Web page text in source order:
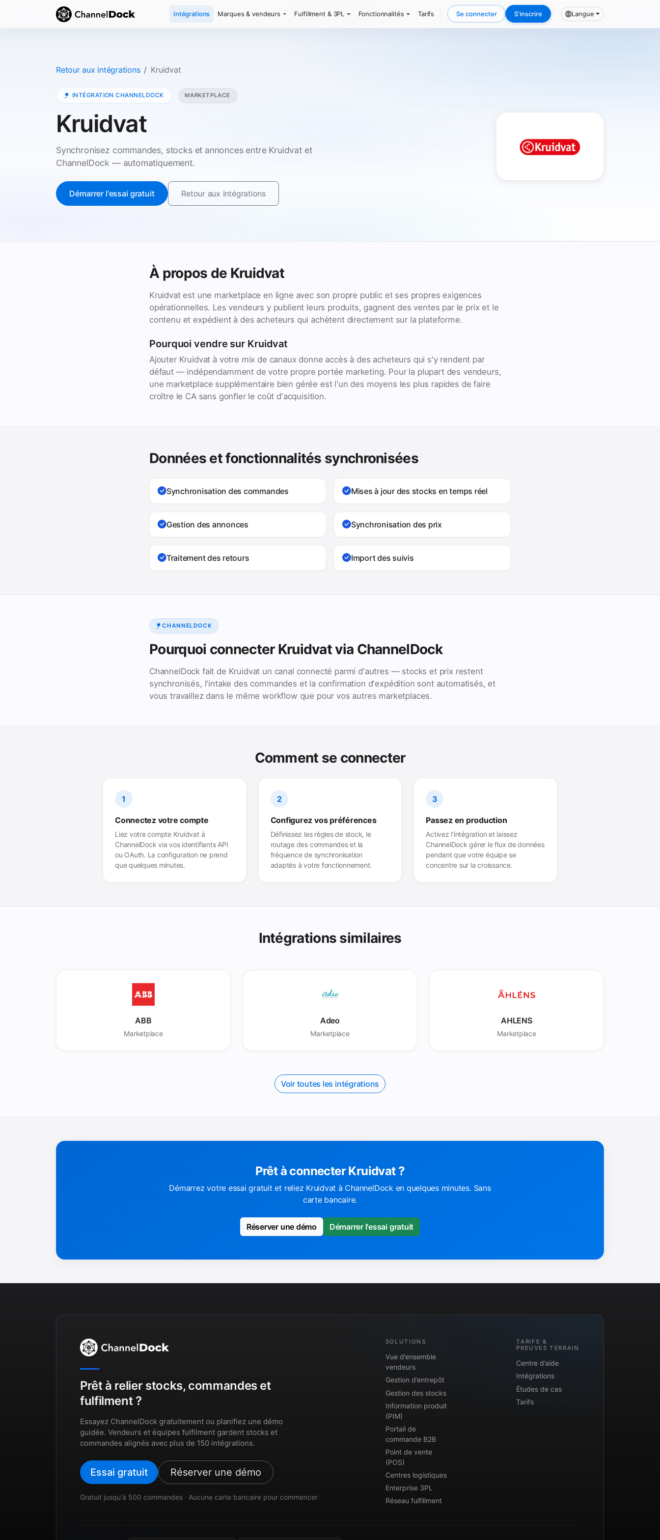
Intégrations Marques & vendeurs Fulfillment & 3PL Fonctionnalités Tarifs Se connecter S’inscrire Langue
Retour aux intégrations Kruidvat
INTÉGRATION CHANNELDOCK MARKETPLACE
Kruidvat
Synchronisez commandes, stocks et annonces entre Kruidvat et
ChannelDock — automatiquement.
Démarrer l'essai gratuit Retour aux intégrations
À propos de Kruidvat
Kruidvat est une marketplace en ligne avec son propre public et ses propres exigences
opérationnelles. Les vendeurs y publient leurs produits, gagnent des ventes par le prix et le
contenu et expédient à des acheteurs qui achètent directement sur la plateforme.
Pourquoi vendre sur Kruidvat
Ajouter Kruidvat à votre mix de canaux donne accès à des acheteurs qui s'y rendent par
défaut — indépendamment de votre propre portée marketing. Pour la plupart des vendeurs,
une marketplace supplémentaire bien gérée est l'un des moyens les plus rapides de faire
croître le CA sans gonfler le coût d'acquisition.
Données et fonctionnalités synchronisées
Synchronisation des commandes Mises à jour des stocks en temps réel
Gestion des annonces Synchronisation des prix
Traitement des retours Import des suivis
CHANNELDOCK
Pourquoi connecter Kruidvat via ChannelDock
ChannelDock fait de Kruidvat un canal connecté parmi d'autres — stocks et prix restent
synchronisés, l'intake des commandes et la confirmation d'expédition sont automatisés, et
vous travaillez dans le même workflow que pour vos autres marketplaces.
Comment se connecter
1
Connectez votre compte
Liez votre compte Kruidvat à
ChannelDock via vos identifiants API
ou OAuth. La configuration ne prend
que quelques minutes.
2
Configurez vos préférences
Définissez les règles de stock, le
routage des commandes et la
fréquence de synchronisation
adaptés à votre fonctionnement.
3
Passez en production
Activez l'intégration et laissez
ChannelDock gérer le flux de données
pendant que votre équipe se
concentre sur la croissance.
Intégrations similaires
ABB
Marketplace
Adeo
Marketplace
AHLENS
Marketplace
Voir toutes les intégrations
Prêt à connecter Kruidvat ?
Démarrez votre essai gratuit et reliez Kruidvat à ChannelDock en quelques minutes. Sans
carte bancaire.
Réserver une démo Démarrer l'essai gratuit
Prêt à relier stocks, commandes et
fulfilment ?
Essayez ChannelDock gratuitement ou planifiez une démo
guidée. Vendeurs et équipes fulfilment gardent stocks et
commandes alignés avec plus de 150 intégrations.
Essai gratuit Réserver une démo
Gratuit jusqu'à 500 commandes · Aucune carte bancaire pour commencer
SOLUTIONS
Vue d’ensemble
vendeurs
Gestion d’entrepôt
Gestion des stocks
Information produit
(PIM)
Portail de
commande B2B
Point de vente
(POS)
Centres logistiques
Enterprise 3PL
Réseau fulfillment
TARIFS &
PREUVES TERRAIN
Centre d’aide
Intégrations
Études de cas
Tarifs